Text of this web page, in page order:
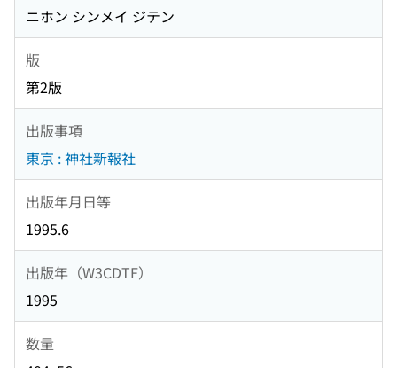
ニホン シンメイ ジテン
版
第2版
出版事項
東京 : 神社新報社
出版年月日等
1995.6
出版年（W3CDTF）
1995
数量